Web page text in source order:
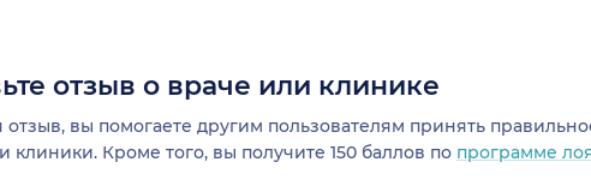
отзыв о враче или клинике
отзыв, вы помогаете другим пользователям принять
клиники. Кроме того, вы получите 150 баллов по программе